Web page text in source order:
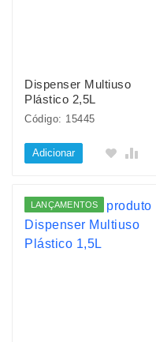
Dispenser Multiuso
Plástico 2,5L
Código: 15445
Adicionar
LANÇAMENTOS